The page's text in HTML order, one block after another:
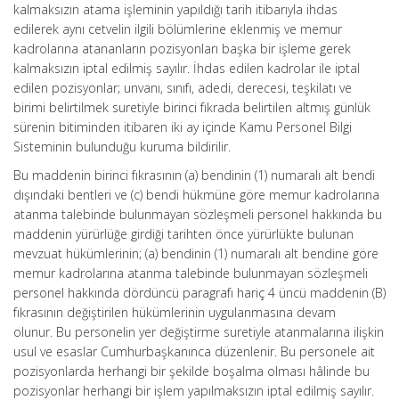
kalmaksızın atama işleminin yapıldığı tarih itibarıyla ihdas
edilerek aynı cetvelin ilgili bölümlerine eklenmiş ve memur
kadrolarına atananların pozisyonları başka bir işleme gerek
kalmaksızın iptal edilmiş sayılır. İhdas edilen kadrolar ile iptal
edilen pozisyonlar; unvanı, sınıfı, adedi, derecesi, teşkilatı ve
birimi belirtilmek suretiyle birinci fıkrada belirtilen altmış günlük
sürenin bitiminden itibaren iki ay içinde Kamu Personel Bilgi
Sisteminin bulunduğu kuruma bildirilir.
Bu maddenin birinci fıkrasının (a) bendinin (1) numaralı alt bendi
dışındaki bentleri ve (c) bendi hükmüne göre memur kadrolarına
atanma talebinde bulunmayan sözleşmeli personel hakkında bu
maddenin yürürlüğe girdiği tarihten önce yürürlükte bulunan
mevzuat hükümlerinin; (a) bendinin (1) numaralı alt bendine göre
memur kadrolarına atanma talebinde bulunmayan sözleşmeli
personel hakkında dördüncü paragrafı hariç 4 üncü maddenin (B)
fıkrasının değiştirilen hükümlerinin uygulanmasına devam
olunur. Bu personelin yer değiştirme suretiyle atanmalarına ilişkin
usul ve esaslar Cumhurbaşkanınca düzenlenir. Bu personele ait
pozisyonlarda herhangi bir şekilde boşalma olması hâlinde bu
pozisyonlar herhangi bir işlem yapılmaksızın iptal edilmiş sayılır.